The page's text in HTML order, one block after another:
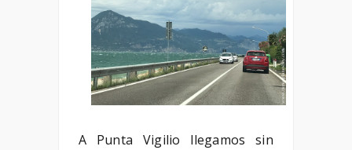
A Punta Vigilio llegamos sin